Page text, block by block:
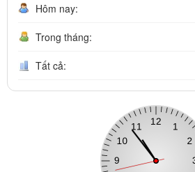
Hôm nay:
Trong tháng:
Tất cả: